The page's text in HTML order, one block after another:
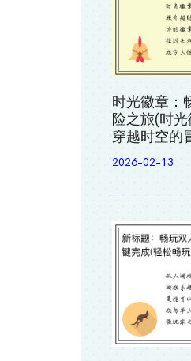
时光徽章：
险之旅(时
穿越时空的
2026-02-13